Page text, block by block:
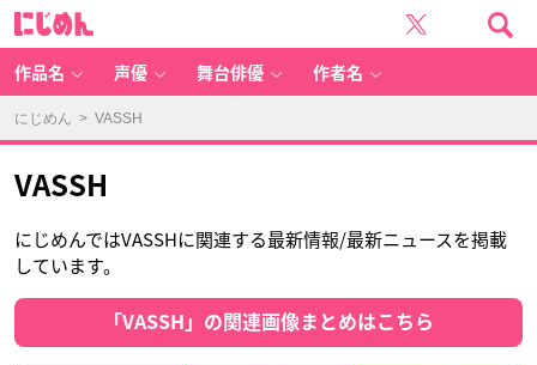
作品名 声優 舞台俳優 作者名
にじめん > VASSH
VASSH
にじめんではVASSHに関連する最新情報/最新ニュースを掲載
しています。
「VASSH」の関連画像まとめはこちら